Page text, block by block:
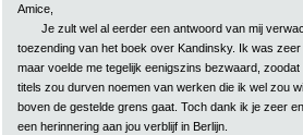
Amice,
Je zult wel al eerder een antwoord van mij
toezending van het boek over Kandinsky. Ik was
maar voelde me tegelijk eenigszins bezwaard,
titels zou durven noemen van werken die ik wel zou
boven de gestelde grens gaat. Toch dank ik je zeer
een herinnering aan jou verblijf in Berlijn.